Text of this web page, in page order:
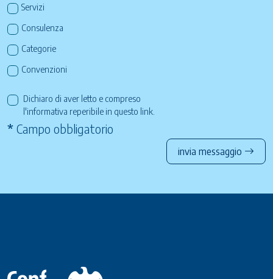
Servizi
Consulenza
Categorie
Convenzioni
Dichiaro di aver letto e compreso
l'informativa reperibile in questo link
* Campo obbligatorio
invia messaggio